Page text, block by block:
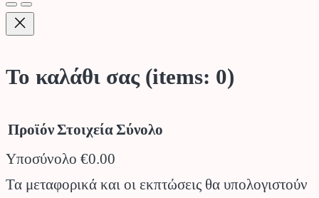
Το καλάθι σας (items: 0)
Προϊόντα
ΠροϊόνΣτοιχείαΣύνολο
Υποσύνολο €0.00
Τα μεταφορικά και οι εκπτώσεις θα υπολογιστούν